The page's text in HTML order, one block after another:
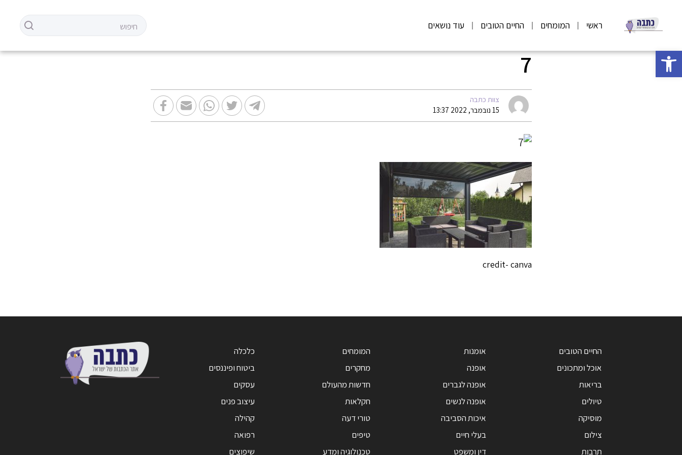
פתח סרגל נגישות
ראשי המומחים החיים הטובים עוד נושאים
7
צוות כתבה
15 נובמבר, 2022 13:37
credit- canva
החיים הטובים
אוכל ומתכונים
בריאות
טיולים
מוסיקה
צילום
תרבות
אומנות
אופנה
אופנה לגברים
אופנה לנשים
איכות הסביבה
בעלי חיים
דין ומשפט
המומחים
מחקרים
חדשות מהעולם
חקלאות
טורי דעה
טיפים
טכנולוגיה ומדע
כלכלה
ביטוח ופיננסים
עסקים
עיצוב פנים
קהילה
רפואה
שיפוצים